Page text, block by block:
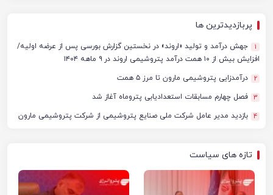
پربازدیدترین ها
1
جهش درآمد و تولید «اروند» در نخستین گزارش بورسی پس از عرضه اولیه/
افزایش بیش از ۱۰ همت درآمد پتروشیمی اروند در ۹ ماهه ۱۴۰۴
2 درآمدزایی پتروشیمی مارون تا مرز ۵ همت
3 فصل چهارم مسابقات استعدادیابی پتروماه آغاز شد
4 بازدید مدیر عامل شرکت ملی صنایع پتروشیمی از شرکت پتروشیمی مارون
تازه های سیاست